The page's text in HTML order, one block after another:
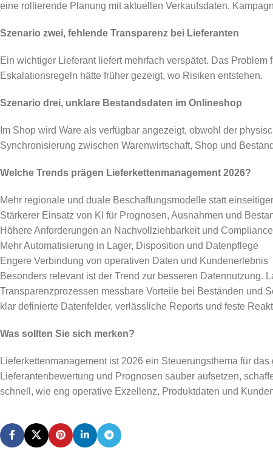
eine rollierende Planung mit aktuellen Verkaufsdaten,
Szenario zwei, fehlende Transparenz bei Lieferanten
Ein wichtiger Lieferant liefert mehrfach verspätet. Das
Eskalationsregeln hätte früher gezeigt, wo Risiken entstehen.
Szenario drei, unklare Bestandsdaten im Onlineshop
Im Shop wird Ware als verfügbar angezeigt, obwohl der
Synchronisierung zwischen Warenwirtschaft, Shop und
Welche Trends prägen Lieferkettenmanagement 2026?
Mehr regionale und duale Beschaffungsmodelle statt
Stärkerer Einsatz von KI für Prognosen, Ausnahmen und
Höhere Anforderungen an Nachvollziehbarkeit und Compliance
Mehr Automatisierung in Lager, Disposition und Datenpflege
Engere Verbindung von operativen Daten und Kundenerlebnis
Besonders relevant ist der Trend zur besseren Datennutzung.
Transparenzprozessen messbare Vorteile bei Beständen und
klar definierte Datenfelder, verlässliche Reports und feste
Was sollten Sie sich merken?
Lieferkettenmanagement ist 2026 ein Steuerungsthema für
Lieferantenbewertung und Prognosen sauber aufsetzen,
schnell, wie eng operative Exzellenz, Produktdaten und